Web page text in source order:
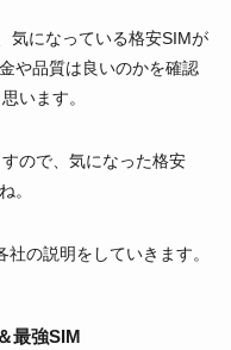
気になっている格安SIMが
や品質は良いのかを確認
います。
ので、気になった格安
。
の説明をしていきます。
最強SIM